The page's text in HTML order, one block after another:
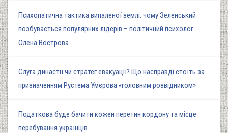
Психопатична тактика випаленої землі: чому Зеленський
позбувається популярних лідерів – політичний психолог
Олена Вострова
Слуга династії чи стратег евакуації? Що насправді стоїть за
призначенням Рустема Умєрова «головним розвідником»
Податкова буде бачити кожен перетин кордону та місце
перебування українців